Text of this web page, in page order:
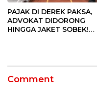
PAJAK DI DEREK PAKSA,
ADVOKAT DIDORONG
HINGGA JAKET SOBEK!
Comment